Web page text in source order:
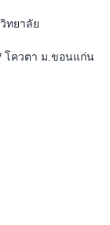
ทยาลัย
/ โควตา ม.ขอนแก่น